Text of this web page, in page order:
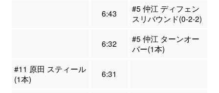
6:43
#5 仲江 ディフェン
スリバウンド(0-2-2)
6:32
#5 仲江 ターンオー
バー(1本)
#11 原田 スティール
(1本)
6:31